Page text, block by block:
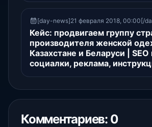
[day-news]21 февраля 2018, 00:00[/
Кейс: продвигаем группу
производителя женской
Казахстане и Беларуси |
социалки, реклама,
Комментариев: 0